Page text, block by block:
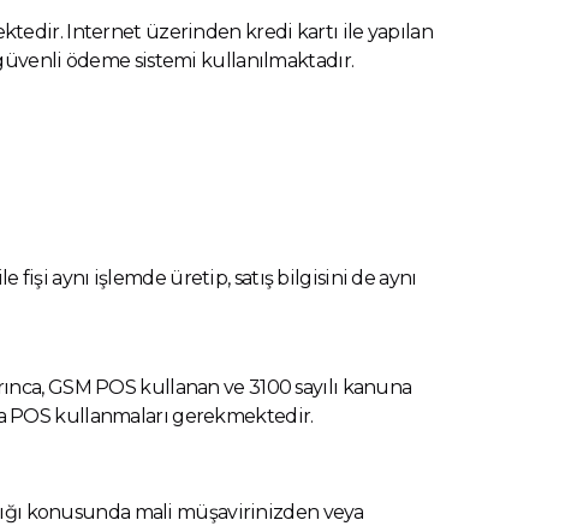
Internet üzerinden kredi kartı ile yapılan
ödeme sistemi kullanılmaktadır.
fişi aynı işlemde üretip, satış bilgisini de aynı
GSM POS kullanan ve 3100 sayılı kanuna
POS kullanmaları gerekmektedir.
konusunda mali müşavirinizden veya